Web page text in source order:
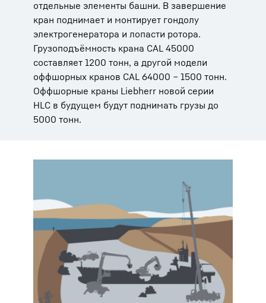
отдельные элементы башни. В завершение
кран поднимает и монтирует гондолу
электрогенератора и лопасти ротора.
Грузоподъёмность крана CAL 45000
составляет 1200 тонн, а другой модели
оффшорных кранов CAL 64000 ‒ 1500 тонн.
Оффшорные краны Liebherr новой серии
HLC в будущем будут поднимать грузы до
5000 тонн.